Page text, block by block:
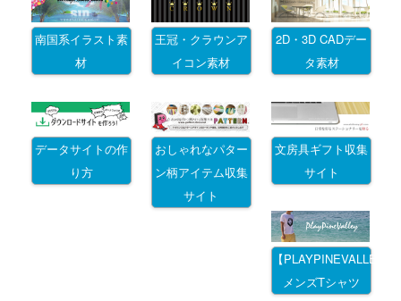
南国系イラスト素
材
王冠・クラウンア
イコン素材
2D・3D CADデー
タ素材
データサイトの作
り方
おしゃれなパター
ン柄アイテム収集
サイト
文房具ギフト収集
サイト
【PLAYPINEVALLEY
メンズTシャツ